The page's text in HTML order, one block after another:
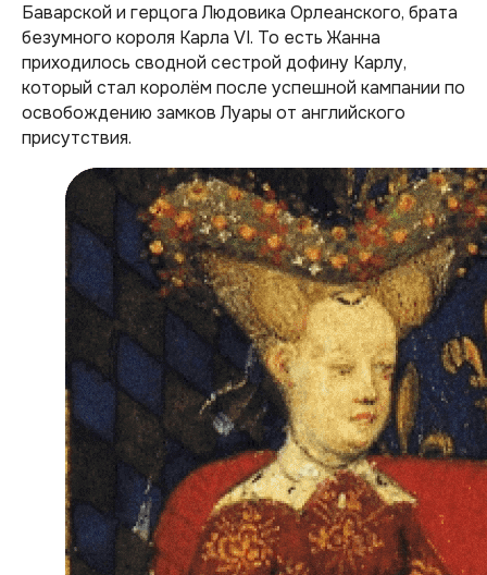
Баварской и герцога Людовика Орлеанского, брата
безумного короля Карла VI. То есть Жанна
приходилось сводной сестрой дофину Карлу,
который стал королём после успешной кампании по
освобождению замков Луары от английского
присутствия.